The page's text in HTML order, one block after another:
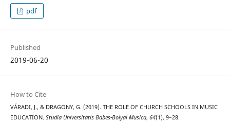
pdf
Published
2019-06-20
How to Cite
VÁRADI, J., & DRAGONY, G. (2019). THE ROLE OF CHURCH SCHOOLS IN MUSIC
EDUCATION. Studia Universitatis Babes-Bolyai Musica, 64(1), 9–28.